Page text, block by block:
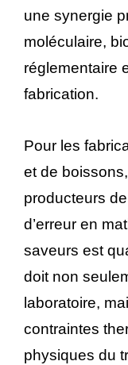
une synergie
moléculaire,
réglementaire
fabrication.
Pour les
et de
producteurs
d’erreur en
saveurs est
doit non
laboratoire,
contraintes
physiques du